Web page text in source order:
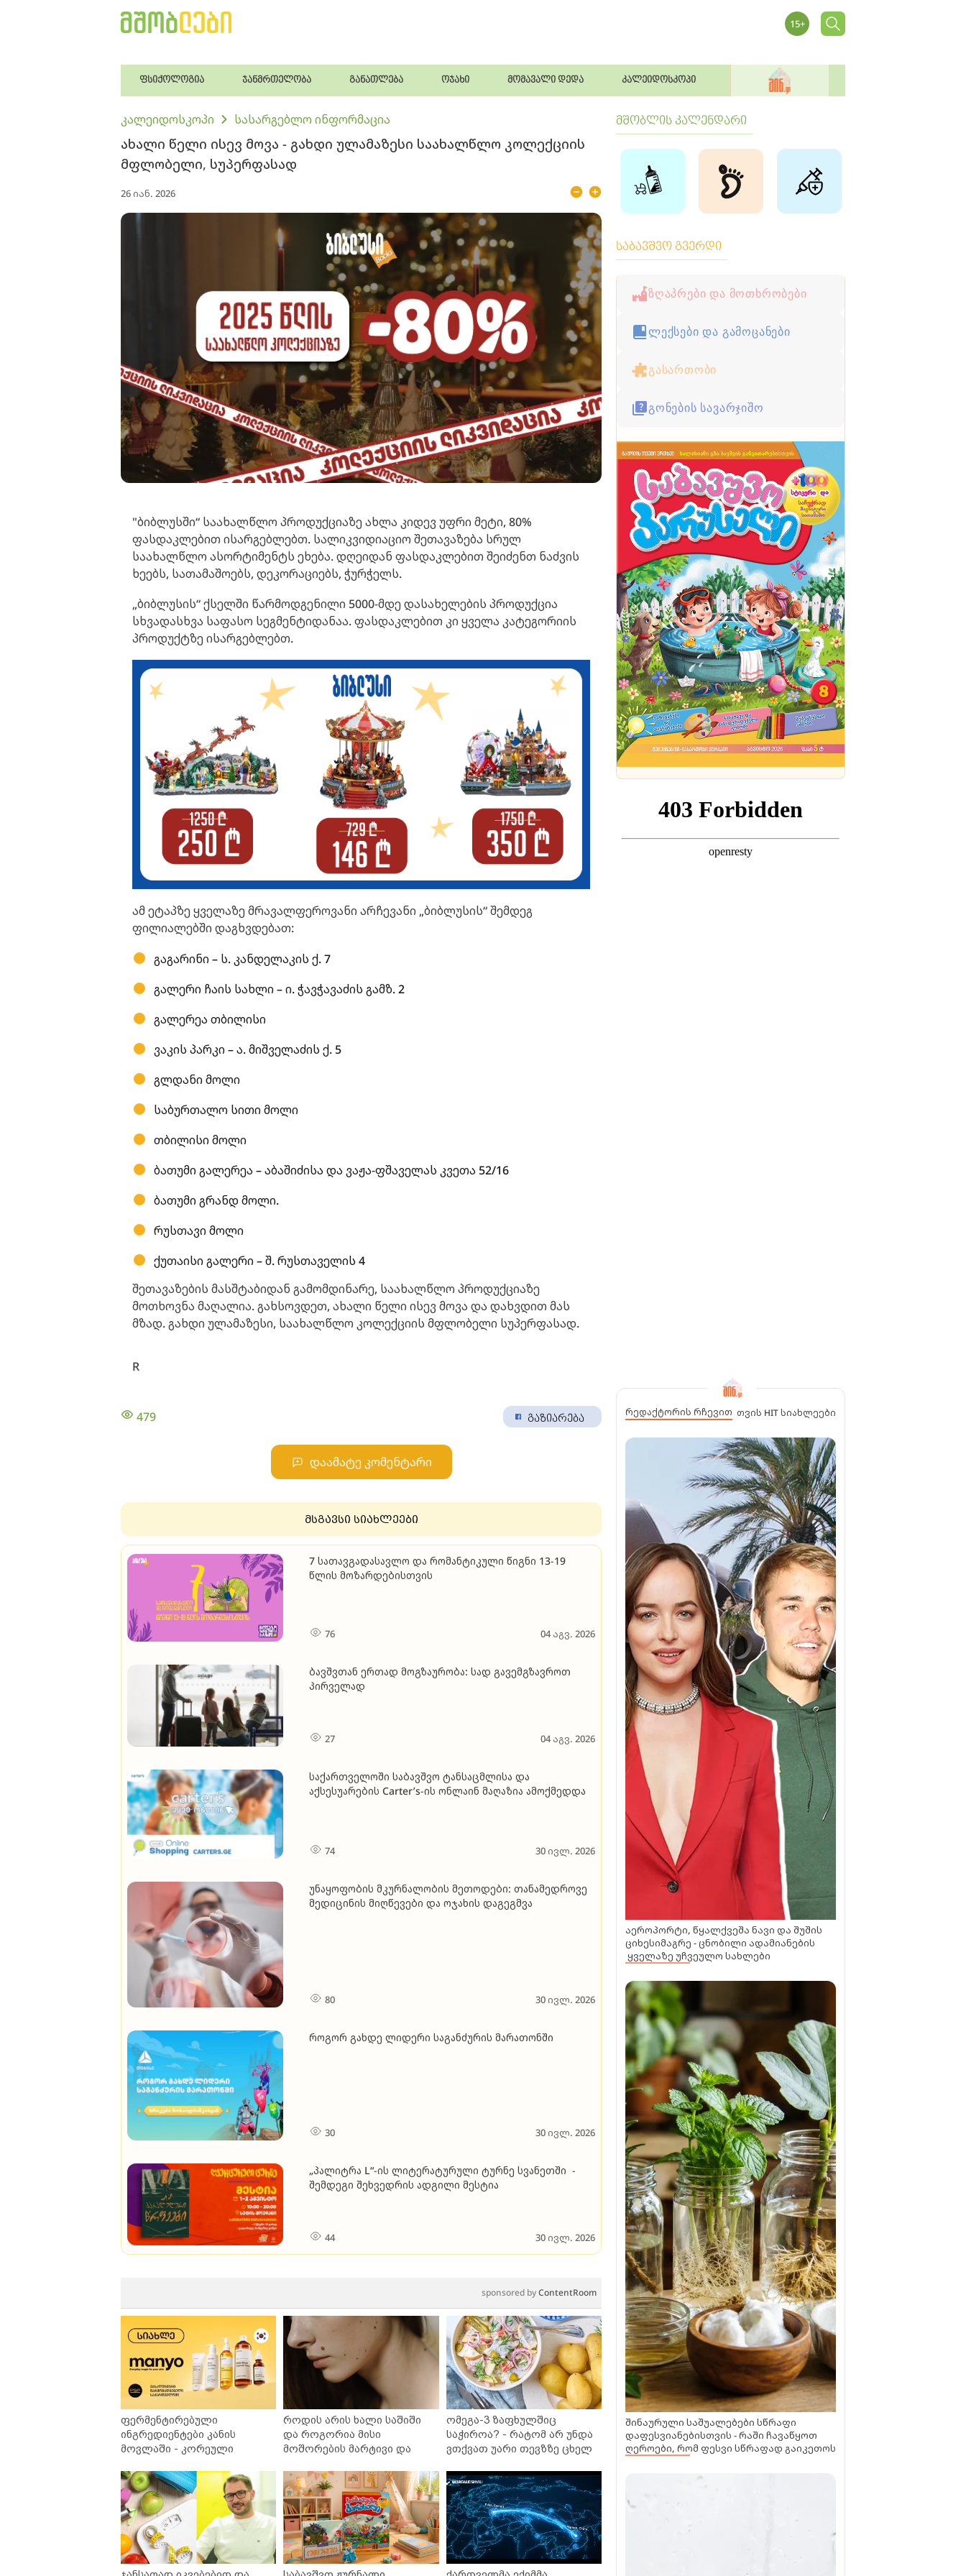
ფსიქოლოგია ჯანმრთელობა განათლება ოჯახი მომავალი დედა კალეიდოსკოპი
კალეიდოსკოპი სასარგებლო ინფორმაცია
ახალი წელი ისევ მოვა - გახდი ულამაზესი საახალწლო კოლექციის
მფლობელი, სუპერფასად
26 იან. 2026
"ბიბლუსში“ საახალწლო პროდუქციაზე ახლა კიდევ უფრი მეტი, 80%
ფასდაკლებით ისარგებლებთ. სალიკვიდიაციო შეთავაზება სრულ
საახალწლო ასორტიმენტს ეხება. დღეიდან ფასდაკლებით შეიძენთ ნაძვის
ხეებს, სათამაშოებს, დეკორაციებს, ჭურჭელს.
„ბიბლუსის“ ქსელში წარმოდგენილი 5000-მდე დასახელების პროდუქცია
სხვადასხვა საფასო სეგმენტიდანაა. ფასდაკლებით კი ყველა კატეგორიის
პროდუქტზე ისარგებლებთ.
ამ ეტაპზე ყველაზე მრავალფეროვანი არჩევანი „ბიბლუსის“ შემდეგ
ფილიალებში დაგხვდებათ:
გაგარინი – ს. კანდელაკის ქ. 7
გალერი ჩაის სახლი – ი. ჭავჭავაძის გამზ. 2
გალერეა თბილისი
ვაკის პარკი – ა. მიშველაძის ქ. 5
გლდანი მოლი
საბურთალო სითი მოლი
თბილისი მოლი
ბათუმი გალერეა – აბაშიძისა და ვაჟა-ფშაველას კვეთა 52/16
ბათუმი გრანდ მოლი.
რუსთავი მოლი
ქუთაისი გალერი – შ. რუსთაველის 4
შეთავაზების მასშტაბიდან გამომდინარე, საახალწლო პროდუქციაზე
მოთხოვნა მაღალია. გახსოვდეთ, ახალი წელი ისევ მოვა და დახვდით მას
მზად. გახდი ულამაზესი, საახალწლო კოლექციის მფლობელი სუპერფასად.
R
479 გაზიარება
დაამატე კომენტარი
მსგავსი სიახლეები
7 სათავგადასავლო და რომანტიკული წიგნი 13-19
წლის მოზარდებისთვის
76 04 აგვ. 2026
ბავშვთან ერთად მოგზაურობა: სად გავემგზავროთ
პირველად
27 04 აგვ. 2026
საქართველოში საბავშვო ტანსაცმლისა და
აქსესუარების Carter’s-ის ონლაინ მაღაზია ამოქმედდა
74 30 ივლ. 2026
უნაყოფობის მკურნალობის მეთოდები: თანამედროვე
მედიცინის მიღწევები და ოჯახის დაგეგმვა
80 30 ივლ. 2026
როგორ გახდე ლიდერი საგანძურის მარათონში
30 30 ივლ. 2026
„პალიტრა L“-ის ლიტერატურული ტურნე სვანეთში -
შემდეგი შეხვედრის ადგილი მესტია
44 30 ივლ. 2026
sponsored byContentRoom
ფერმენტირებული
ინგრედიენტები კანის
მოვლაში - კორეული
საქართველოშია
როდის არის ხალი საშიში
და როგორია მისი
მოშორების მარტივი და
ომეგა-3 ზაფხულშიც
საჭიროა? - რატომ არ უნდა
ვთქვათ უარი თევზზე ცხელ
მშობლის კალენდარი
საბავშვო გვერდი
ზღაპრები და მოთხრობები
ლექსები და გამოცანები
გასართობი
გონების სავარჯიშო
რედაქტორის რჩევით თვის HIT სიახლეები
აეროპორტი, წყალქვეშა ნავი და შუშის
ციხესიმაგრე - ცნობილი ადამიანების
ყველაზე უჩვეულო სახლები
შინაურული საშუალებები სწრაფი
დაფესვიანებისთვის - რაში ჩავაწყოთ
ღეროები, რომ ფესვი სწრაფად გაიკეთოს